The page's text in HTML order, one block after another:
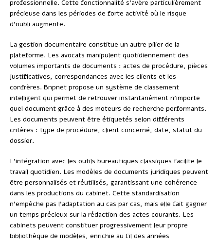
professionnelle. Cette fonctionnalité s’avère particulièrement
précieuse dans les périodes de forte activité où le risque
d’oubli augmente.
La gestion documentaire constitue un autre pilier de la
plateforme. Les avocats manipulent quotidiennement des
volumes importants de documents : actes de procédure, pièces
justificatives, correspondances avec les clients et les
confrères. Bnpnet propose un système de classement
intelligent qui permet de retrouver instantanément n’importe
quel document grâce à des moteurs de recherche performants.
Les documents peuvent être étiquetés selon différents
critères : type de procédure, client concerné, date, statut du
dossier.
L’intégration avec les outils bureautiques classiques facilite le
travail quotidien. Les modèles de documents juridiques peuvent
être personnalisés et réutilisés, garantissant une cohérence
dans les productions du cabinet. Cette standardisation
n’empêche pas l’adaptation au cas par cas, mais elle fait gagner
un temps précieux sur la rédaction des actes courants. Les
cabinets peuvent constituer progressivement leur propre
bibliothèque de modèles, enrichie au fil des années